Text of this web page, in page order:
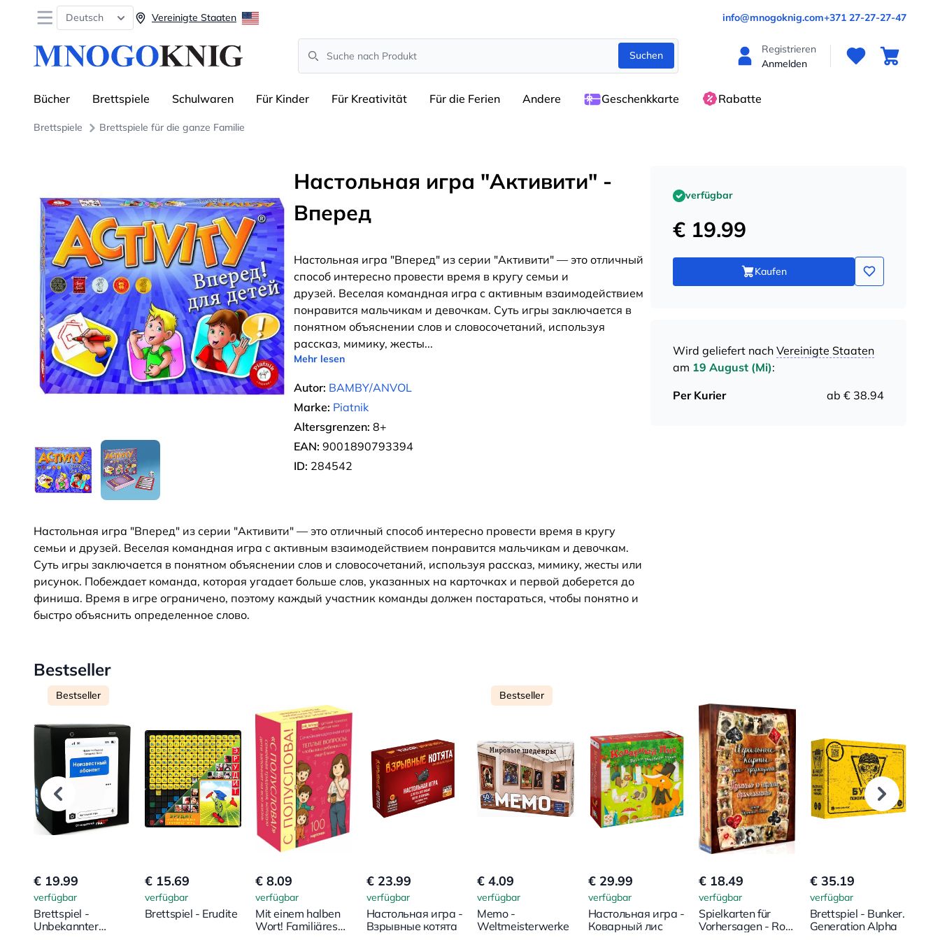
Open menu
Deutsch Vereinigte Staaten info@mnogoknig.com+371 27-27-27-47
Search
Suchen
Registrieren
Anmelden
Bücher Brettspiele Schulwaren Für Kinder Für Kreativität Für die Ferien Andere Geschenkkarte Rabatte
Brettspiele Brettspiele für die ganze Familie
Настольная игра "Активити" -
Вперед
Настольная игра "Вперед" из серии "Активити" — это отличный
способ интересно провести время в кругу семьи и
друзей. Веселая командная игра с активным взаимодействием
понравится мальчикам и девочкам. Суть игры заключается в
понятном объяснении слов и словосочетаний, используя
рассказ, мимику, жесты...
Mehr lesen
Autor: BAMBY/ANVOL
Marke: Piatnik
Altersgrenzen: 8+
EAN: 9001890793394
ID: 284542
Настольная игра "Вперед" из серии "Активити" — это отличный способ интересно провести время в кругу
семьи и друзей. Веселая командная игра с активным взаимодействием понравится мальчикам и девочкам.
Суть игры заключается в понятном объяснении слов и словосочетаний, используя рассказ, мимику, жесты или
рисунок. Побеждает команда, которая угадает больше слов, указанных на карточках и первой доберется до
финиша. Время в игре ограничено, поэтому каждый участник команды должен постараться, чтобы понятно и
быстро объяснить определенное слово.
verfügbar
€ 19.99
Kaufen
Wird geliefert nach Vereinigte Staaten
am 19 August (Mi):
Per Kurier
ab € 38.94
Bestseller
Bestseller
€ 19.99
verfügbar
Brettspiel -
Unbekannter
€ 15.69
verfügbar
Brettspiel - Erudite
€ 8.09
verfügbar
Mit einem halben
Wort! Familiäres
€ 23.99
verfügbar
Настольная игра -
Взрывные котята
Bestseller
€ 4.09
verfügbar
Memo -
Weltmeisterwerke
€ 29.99
verfügbar
Настольная игра -
Коварный лис
€ 18.49
verfügbar
Spielkarten für
Vorhersagen - Rote
€ 35.19
verfügbar
Brettspiel - Bunker.
Generation Alpha